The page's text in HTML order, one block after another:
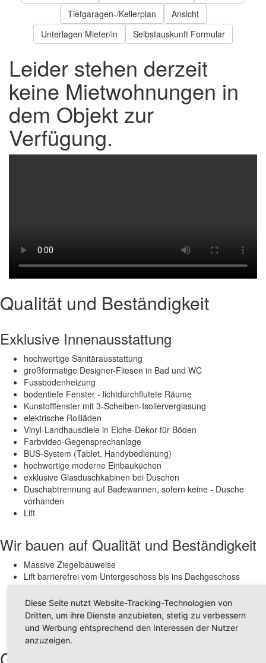
Tiefgaragen-/Kellerplan
Ansicht
Unterlagen Mieter/in
Selbstauskunft Formular
Leider stehen derzeit
keine Mietwohnungen in
dem Objekt zur
Verfügung.
Qualität und Beständigkeit
Exklusive Innenausstattung
hochwertige Sanitärausstattung
großformatige Designer-Fliesen in Bad und WC
Fussbodenheizung
bodentiefe Fenster - lichtdurchflutete Räume
Kunstofffenster mit 3-Scheiben-Isolierverglasung
elektrische Rollläden
Vinyl-Landhausdiele in Eiche-Dekor für Böden
Farbvideo-Gegensprechanlage
BUS-System (Tablet, Handybedienung)
hochwertige moderne Einbauküchen
exklusive Glasduschkabinen bei Duschen
Duschabtrennung auf Badewannen, sofern keine - Dusche
vorhanden
Lift
Wir bauen auf Qualität und Beständigkeit
Massive Ziegelbauweise
Lift barrierefrei vom Untergeschoss bis ins Dachgeschoss
Treppenhaus mit wertbeständigem Granitboden
Tiefgarage mit Pkw-Einzelstellplätzen
Fahrradräume in der Tiefgarage
Diese Seite nutzt Website-Tracking-Technologien von
Dritten, um ihre Dienste anzubieten, stetig zu verbessern
und Werbung entsprechend den Interessen der Nutzer
anzuzeigen.